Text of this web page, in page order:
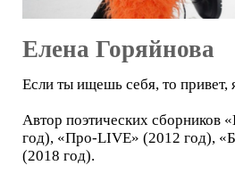
Елена Горяйнова
Если ты ищешь себя, то привет,
Автор поэтических сборников
год), «Про-LIVE» (2012 год),
(2018 год).